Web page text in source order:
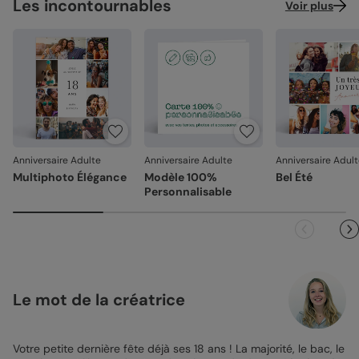
Les incontournables Voir plus
Anniversaire Adulte
Multiphoto Élégance
Anniversaire Adulte
Modèle 100%
Personnalisable
Anniversaire
Bel Été
Le mot de la créatrice
Votre petite dernière fête déjà ses 18 ans ! La majorité, le bac, le